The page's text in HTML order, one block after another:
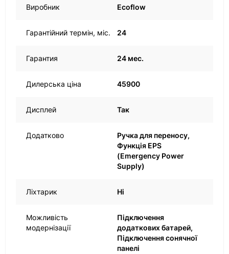
Виробник Ecoflow
Гарантійний термін, міс. 24
Гарантия 24 мес.
Дилерська ціна 45900
Дисплей Так
Додатково
Ручка для переносу,
Функція EPS
(Emergency Power
Supply)
Ліхтарик Ні
Можливість
модернізації
Підключення
додаткових батарей,
Підключення сонячної
панелі